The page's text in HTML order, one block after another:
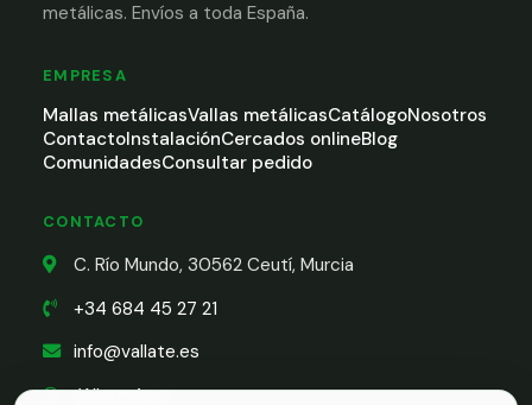
metálicas. Envíos a toda España.
EMPRESA
Mallas metálicasVallas metálicasCatálogoNosotros
ContactoInstalaciónCercados onlineBlog
ComunidadesConsultar pedido
CONTACTO
C. Río Mundo, 30562 Ceutí, Murcia
+34 684 45 27 21
info@vallate.es
WhatsApp